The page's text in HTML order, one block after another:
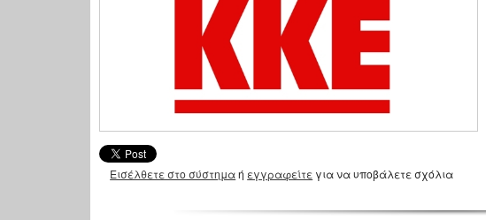
Εισέλθετε στο σύστημαή εγγραφείτε για να υποβάλετε σχόλια